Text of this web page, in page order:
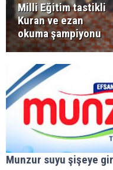
Milli Eğitim tastikli
Kuran ve ezan
okuma şampiyonu
Munzur suyu şişeye